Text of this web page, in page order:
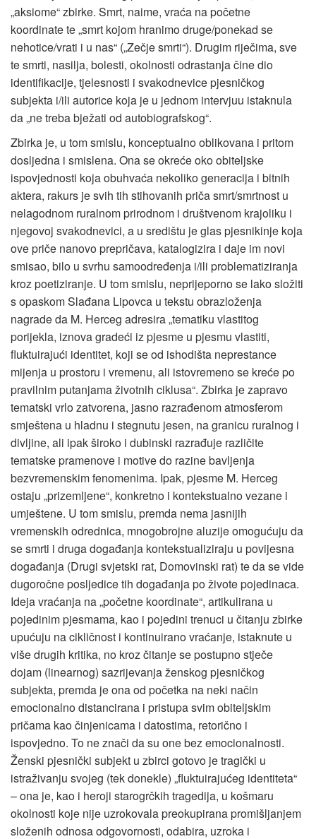
„aksiome“ zbirke. Smrt, naime, vraća na početne
koordinate te „smrt kojom hranimo druge/ponekad se
nehotice/vrati i u nas“ („Zečje smrti“). Drugim riječima, sve
te smrti, nasilja, bolesti, okolnosti odrastanja čine dio
identifikacije, tjelesnosti i svakodnevice pjesničkog
subjekta i/ili autorice koja je u jednom intervjuu istaknula
da „ne treba bježati od autobiografskog“.
Zbirka je, u tom smislu, konceptualno oblikovana i pritom
dosljedna i smislena. Ona se okreće oko obiteljske
ispovjednosti koja obuhvaća nekoliko generacija i bitnih
aktera, rakurs je svih tih stihovanih priča smrt/smrtnost u
nelagodnom ruralnom prirodnom i društvenom krajoliku i
njegovoj svakodnevici, a u središtu je glas pjesnikinje koja
ove priče nanovo prepričava, katalogizira i daje im novi
smisao, bilo u svrhu samoodređenja i/ili problematiziranja
kroz poetiziranje. U tom smislu, neprijeporno se lako složiti
s opaskom Slađana Lipovca u tekstu obrazloženja
nagrade da M. Herceg adresira „tematiku vlastitog
porijekla, iznova gradeći iz pjesme u pjesmu vlastiti,
fluktuirajući identitet, koji se od ishodišta neprestance
mijenja u prostoru i vremenu, ali istovremeno se kreće po
pravilnim putanjama životnih ciklusa“. Zbirka je zapravo
tematski vrlo zatvorena, jasno razrađenom atmosferom
smještena u hladnu i stegnutu jesen, na granicu ruralnog i
divljine, ali ipak široko i dubinski razrađuje različite
tematske pramenove i motive do razine bavljenja
bezvremenskim fenomenima. Ipak, pjesme M. Herceg
ostaju „prizemljene“, konkretno i kontekstualno vezane i
umještene. U tom smislu, premda nema jasnijih
vremenskih odrednica, mnogobrojne aluzije omogućuju da
se smrti i druga događanja kontekstualiziraju u povijesna
događanja (Drugi svjetski rat, Domovinski rat) te da se vide
dugoročne posljedice tih događanja po živote pojedinaca.
Ideja vraćanja na „početne koordinate“, artikulirana u
pojedinim pjesmama, kao i pojedini trenuci u čitanju zbirke
upućuju na cikličnost i kontinuirano vraćanje, istaknute u
više drugih kritika, no kroz čitanje se postupno stječe
dojam (linearnog) sazrijevanja ženskog pjesničkog
subjekta, premda je ona od početka na neki način
emocionalno distancirana i pristupa svim obiteljskim
pričama kao činjenicama i datostima, retorično i
ispovjedno. To ne znači da su one bez emocionalnosti.
Ženski pjesnički subjekt u zbirci gotovo je tragički u
istraživanju svojeg (tek donekle) „fluktuirajućeg identiteta“
– ona je, kao i heroji starogrčkih tragedija, u košmaru
okolnosti koje nije uzrokovala preokupirana promišljanjem
složenih odnosa odgovornosti, odabira, uzroka i